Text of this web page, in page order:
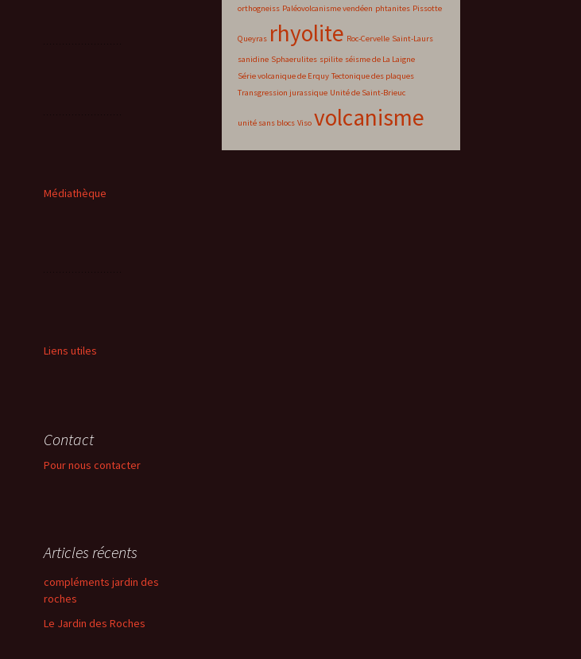
orthogneiss Paléovolcanisme vendéen phtanites Pissotte
Queyras rhyolite Roc-Cervelle Saint-Laurs
sanidine Sphaerulites spilite séisme de La Laigne
Série volcanique de Erquy Tectonique des plaques
Transgression jurassique Unité de Saint-Brieuc
unité sans blocs Viso volcanisme
Médiathèque
Liens utiles
Contact
Pour nous contacter
Articles récents
compléments jardin des
roches
Le Jardin des Roches